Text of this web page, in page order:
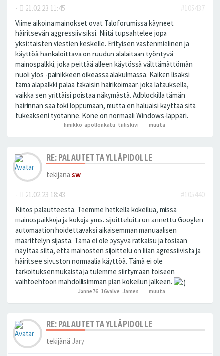
- 21.02.23 11:45
#105437
Viime aikoina mainokset ovat Taloforumissa käyneet
häiritsevän aggressiivisiksi. Niitä tupsahtelee jopa
yksittäisten viestien keskelle. Erityisen vastenmielinen ja
käyttöä hankaloittava on ruudun alalaitaan työntyvä
mainospalkki, joka peittää alleen käytössä välttämättömän
nuoli ylös -painikkeen oikeassa alakulmassa. Kaiken lisäksi
tämä alapalkki palaa takaisin häiriköimään joka latauksella,
vaikka sen yrittäisi poistaa näkymästä. Adblockilla tämän
häirinnän saa toki loppumaan, mutta en haluaisi käyttää sitä
tukeakseni työtänne. Kone on normaali Windows-läppäri.
hmikko apollonkatu tiiliskivi ja 3muuta
RE: PALAUTETTA YLLÄPIDOLLE
tekijänä sw
- 21.02.23 18:43
#105440
Kiitos palautteesta. Teemme hetkellä kokeilua, missä
mainospaikkoja ja kokoja yms. sijoitteluita on annettu Googlen
automaation hoidettavaksi aikaisemman manuaalisen
määrittelyn sijasta. Tämä ei ole pysyvä ratkaisu ja tosiaan
näyttää siltä, että mainosten sijoittelu on liian agressiivista ja
häiritsee sivuston normaalia käyttöä. Tämä ei ole
tarkoituksenmukaista ja tulemme siirtymään toiseen
vaihtoehtoon mahdollisimman pian kokeilun jälkeen.
Janne76 16valve James ja 1muuta
RE: PALAUTETTA YLLÄPIDOLLE
tekijänä Jary